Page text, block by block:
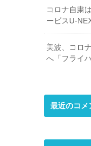
コロナ自粛
ービスU-
美波、コロ
へ「フライ
最近のコメ